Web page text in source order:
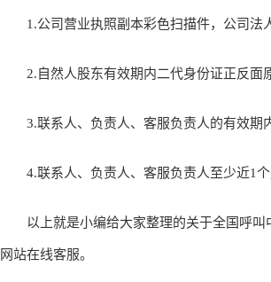
1.公司营业执照副本彩色扫描件，公司法
2.自然人股东有效期内二代身份证正反面
3.联系人、负责人、客服负责人的有效期
4.联系人、负责人、客服负责人至少近1个
以上就是小编给大家整理的关于全国呼叫
网站在线客服。